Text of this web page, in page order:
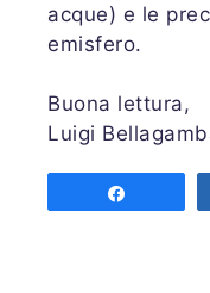
acque) e le
emisfero.
Buona lettura,
Luigi